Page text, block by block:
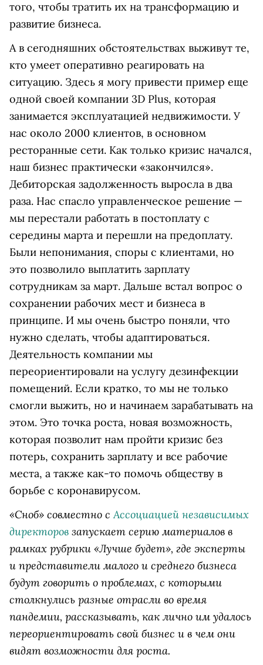
того, чтобы тратить их на трансформацию и
развитие бизнеса.
А в сегодняшних обстоятельствах выживут те,
кто умеет оперативно реагировать на
ситуацию. Здесь я могу привести пример еще
одной своей компании 3D Plus, которая
занимается эксплуатацией недвижимости. У
нас около 2000 клиентов, в основном
ресторанные сети. Как только кризис начался,
наш бизнес практически «закончился».
Дебиторская задолженность выросла в два
раза. Нас спасло управленческое решение —
мы перестали работать в постоплату с
середины марта и перешли на предоплату.
Были непонимания, споры с клиентами, но
это позволило выплатить зарплату
сотрудникам за март. Дальше встал вопрос о
сохранении рабочих мест и бизнеса в
принципе. И мы очень быстро поняли, что
нужно сделать, чтобы адаптироваться.
Деятельность компании мы
переориентировали на услугу дезинфекции
помещений. Если кратко, то мы не только
смогли выжить, но и начинаем зарабатывать на
этом. Это точка роста, новая возможность,
которая позволит нам пройти кризис без
потерь, сохранить зарплату и все рабочие
места, а также как-то помочь обществу в
борьбе с коронавирусом.
«Сноб» совместно сАссоциацией независимых
директоров запускает серию материалов в
рамках рубрики «Лучше будет», где эксперты
и представители малого и среднего бизнеса
будут говорить о проблемах, с которыми
столкнулись разные отрасли во время
пандемии, рассказывать, как лично им удалось
переориентировать свой бизнес и в чем они
видят возможности для роста.